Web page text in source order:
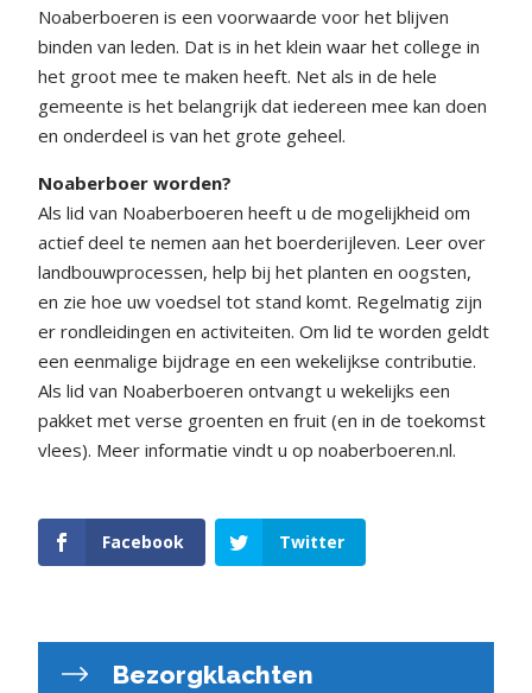
Noaberboeren is een voorwaarde voor het blijven
binden van leden. Dat is in het klein waar het college in
het groot mee te maken heeft. Net als in de hele
gemeente is het belangrijk dat iedereen mee kan doen
en onderdeel is van het grote geheel.
Noaberboer worden?
Als lid van Noaberboeren heeft u de mogelijkheid om
actief deel te nemen aan het boerderijleven. Leer over
landbouwprocessen, help bij het planten en oogsten,
en zie hoe uw voedsel tot stand komt. Regelmatig zijn
er rondleidingen en activiteiten. Om lid te worden geldt
een eenmalige bijdrage en een wekelijkse contributie.
Als lid van Noaberboeren ontvangt u wekelijks een
pakket met verse groenten en fruit (en in de toekomst
vlees). Meer informatie vindt u op noaberboeren.nl.
Facebook Twitter
Bezorgklachten